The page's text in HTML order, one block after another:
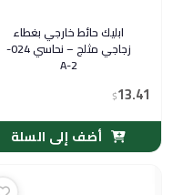
ابليك حائط خارجي بغطاء
زجاجي مثلج – نحاسي 024-
2-A
$13.41
أضف إلى السلة